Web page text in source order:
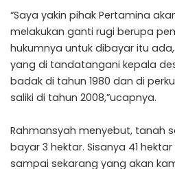
“Saya yakin pihak Pertamina
melakukan ganti rugi berupa
hukumnya untuk dibayar itu
yang di tandatangani kepala
badak di tahun 1980 dan di
saliki di tahun 2008,”ucapnya.
Rahmansyah menyebut, tanah
bayar 3 hektar. Sisanya 41
sampai sekarang yang akan